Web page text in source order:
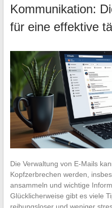
Kommunikation:
für eine effektive
Die Verwaltung von E-Mails
Kopfzerbrechen werden,
ansammeln und wichtige
Glücklicherweise gibt es viele